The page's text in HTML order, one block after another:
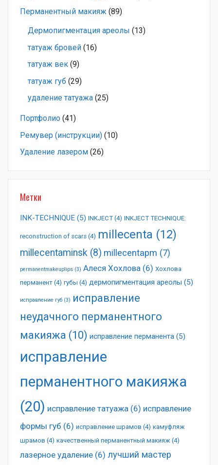
Перманентный макияж (89)
Дермопигментация ареолы (13)
татуаж бровей (16)
татуаж век (9)
татуаж губ (29)
удаление татуажа (25)
Портфолио (41)
Ремувер (инструкции) (10)
Удаление лазером (26)
Метки
INK-TECHNIQUE (5) INKJECT (4) INKJECT TECHNIQUE:
reconstruction of scars (4) millecenta (12)
millecentaminsk (8) millecentapm (7)
permanentmakeuplips (3) Алеся Хохлова (6) Хохлова
перманент (4) губы (4) дермопигментация ареолы (5)
исправление губ (3) исправление
неудачного перманентного
макияжа (10) исправление перманента (5)
исправление
перманентного макияжа
(20) исправление татуажа (6) исправление
формы губ (6) исправление шрамов (4) камуфляж
шрамов (4) качественный перманентный макияж (4)
лазерное удаление (6) лучший мастер